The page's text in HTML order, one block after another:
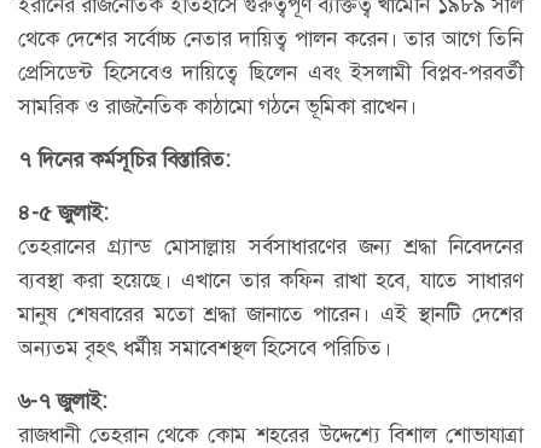
থেকে দেশের সর্বোচ্চ নেতার দায়িত্ব পালন করেন। তার আগে তিনি
প্রেসিডেন্ট হিসেবেও দায়িত্বে ছিলেন এবং ইসলামী বিপ্লব-পরবর্তী
সামরিক ও রাজনৈতিক কাঠামো গঠনে ভূমিকা রাখেন।
৭ দিনের কর্মসূচির বিস্তারিত:
৪-৫ জুলাই:
তেহরানের গ্র্যান্ড মোসাল্লায় সর্বসাধারণের জন্য শ্রদ্ধা নিবেদনের
ব্যবস্থা করা হয়েছে। এখানে তার কফিন রাখা হবে, যাতে সাধারণ
মানুষ শেষবারের মতো শ্রদ্ধা জানাতে পারেন। এই স্থানটি দেশের
অন্যতম বৃহৎ ধর্মীয় সমাবেশস্থল হিসেবে পরিচিত।
৬-৭ জুলাই:
রাজধানী তেহরান থেকে কোম শহরের উদ্দেশ্যে বিশাল শোভাযাত্রা